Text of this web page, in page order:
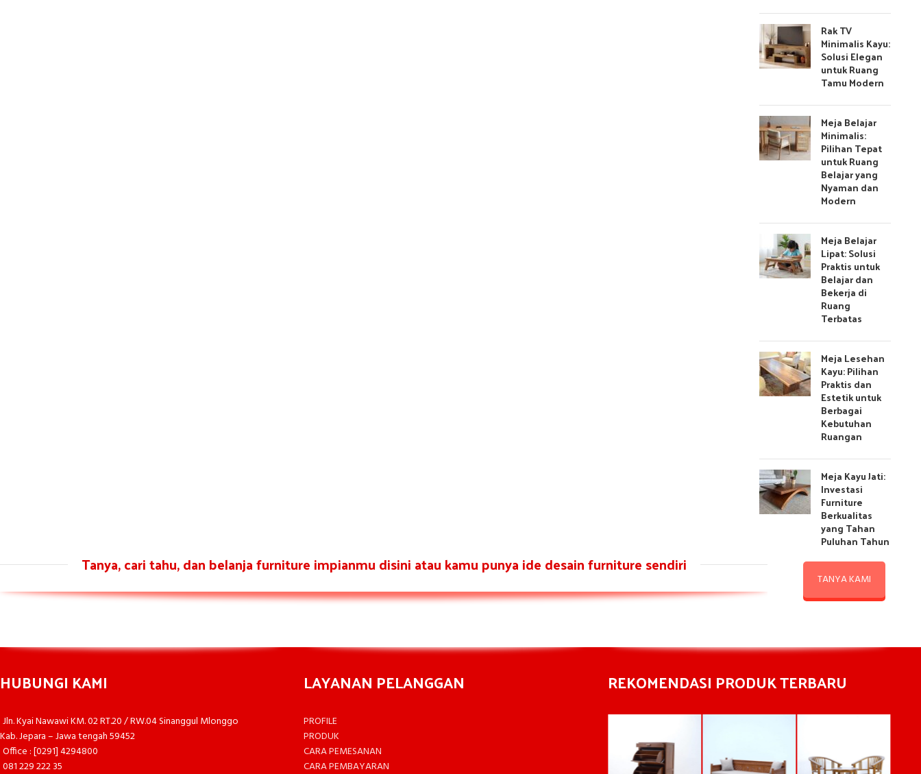
Rak TV
Minimalis Kayu:
Solusi Elegan
untuk Ruang
Tamu Modern
Meja Belajar
Minimalis:
Pilihan Tepat
untuk Ruang
Belajar yang
Nyaman dan
Modern
Meja Belajar
Lipat: Solusi
Praktis untuk
Belajar dan
Bekerja di
Ruang
Terbatas
Meja Lesehan
Kayu: Pilihan
Praktis dan
Estetik untuk
Berbagai
Kebutuhan
Ruangan
Meja Kayu Jati:
Investasi
Furniture
Berkualitas
yang Tahan
Puluhan Tahun
Tanya, cari tahu, dan belanja furniture impianmu disini atau kamu punya ide desain furniture sendiri
TANYA KAMI
HUBUNGI KAMI
Jln. Kyai Nawawi KM. 02 RT.20 / RW.04 Sinanggul Mlonggo
Kab. Jepara – Jawa tengah 59452
Office : [0291] 4294800
081 229 222 35
LAYANAN PELANGGAN
PROFILE
PRODUK
CARA PEMESANAN
CARA PEMBAYARAN
REKOMENDASI PRODUK TERBARU